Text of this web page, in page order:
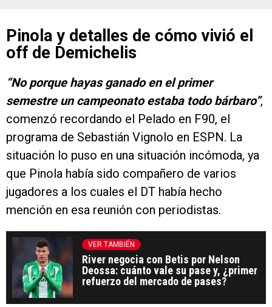
Pinola y detalles de cómo vivió el
off de Demichelis
“No porque hayas ganado en el primer
semestre un campeonato estaba todo bárbaro”,
comenzó recordando el Pelado en F90, el
programa de Sebastián Vignolo en ESPN. La
situación lo puso en una situación incómoda, ya
que Pinola había sido compañero de varios
jugadores a los cuales el DT había hecho
mención en esa reunión con periodistas.
VER TAMBIÉN
River negocia con Betis por Nelson
Deossa: cuánto vale su pase y, ¿primer
refuerzo del mercado de pases?